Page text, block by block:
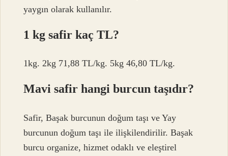
yaygın olarak kullanılır.
1 kg safir kaç TL?
1kg. 2kg 71,88 TL/kg. 5kg 46,80 TL/kg.
Mavi safir hangi burcun taşıdır?
Safir, Başak burcunun doğum taşı ve Yay
burcunun doğum taşı ile ilişkilendirilir. Başak
burcu organize, hizmet odaklı ve eleştirel